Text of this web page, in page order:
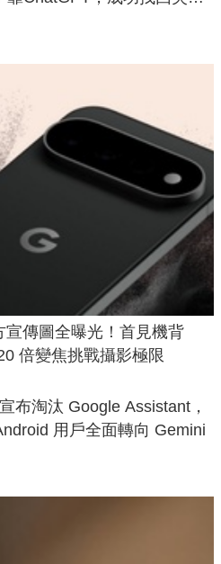
傳圖全曝光！首見機背
倍變焦挑戰攝影極限
布淘汰 Google Assistant，
用戶全面轉向 Gemini